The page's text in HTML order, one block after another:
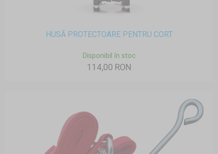
HUSĂ PROTECTOARE PENTRU CORT
Disponibil în stoc
114,00 RON